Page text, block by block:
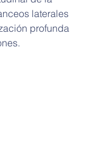
laterales
profunda